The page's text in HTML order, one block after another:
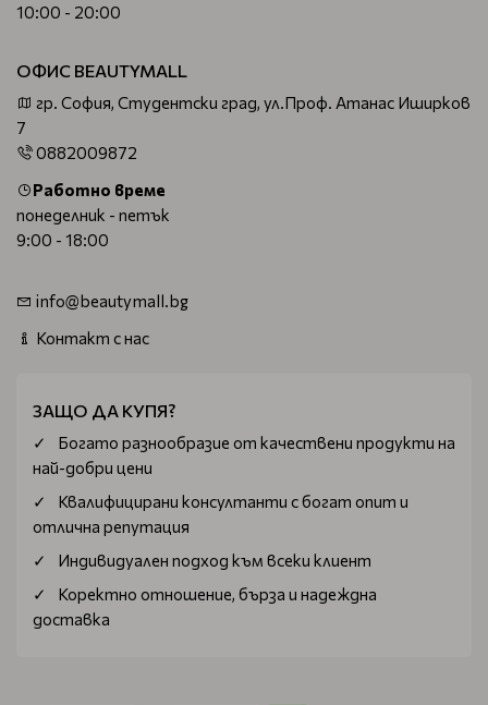
10:00 - 20:00
ОФИС BEAUTYMALL
гр. София, Студентски град, ул.Проф. Атанас Иширков
7
0882009872
Работно време
понеделник - петък
9:00 - 18:00
info@beautymall.bg
Контакт с нас
ЗАЩО ДА КУПЯ?
Богатo разнообразие от качествени продукти на
най-добри цени
Квалифицирани консултанти с богат опит и
отлична репутация
Индивидуален подход към всеки клиент
Коректно отношение, бърза и надеждна
доставка